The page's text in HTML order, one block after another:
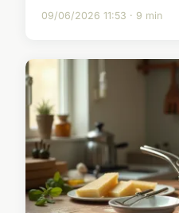
09/06/2026 11:53 · 9 min